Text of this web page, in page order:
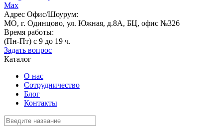
Max
Адрес Офис/Шоурум:
МО, г. Одинцово, ул. Южная, д.8А, БЦ, офис №326
Время работы:
(Пн-Пт) с 9 до 19 ч.
Задать вопрос
Каталог
О нас
Сотрудничество
Блог
Контакты